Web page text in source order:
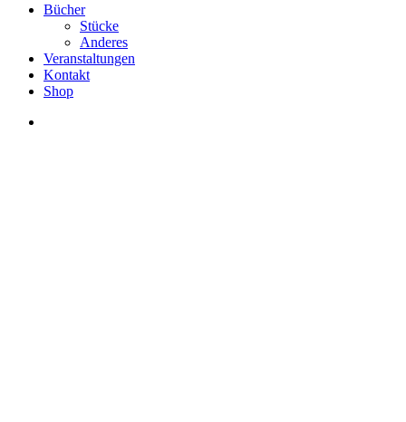
Close
Bücher
Stücke
Anderes
Veranstaltungen
Kontakt
Shop